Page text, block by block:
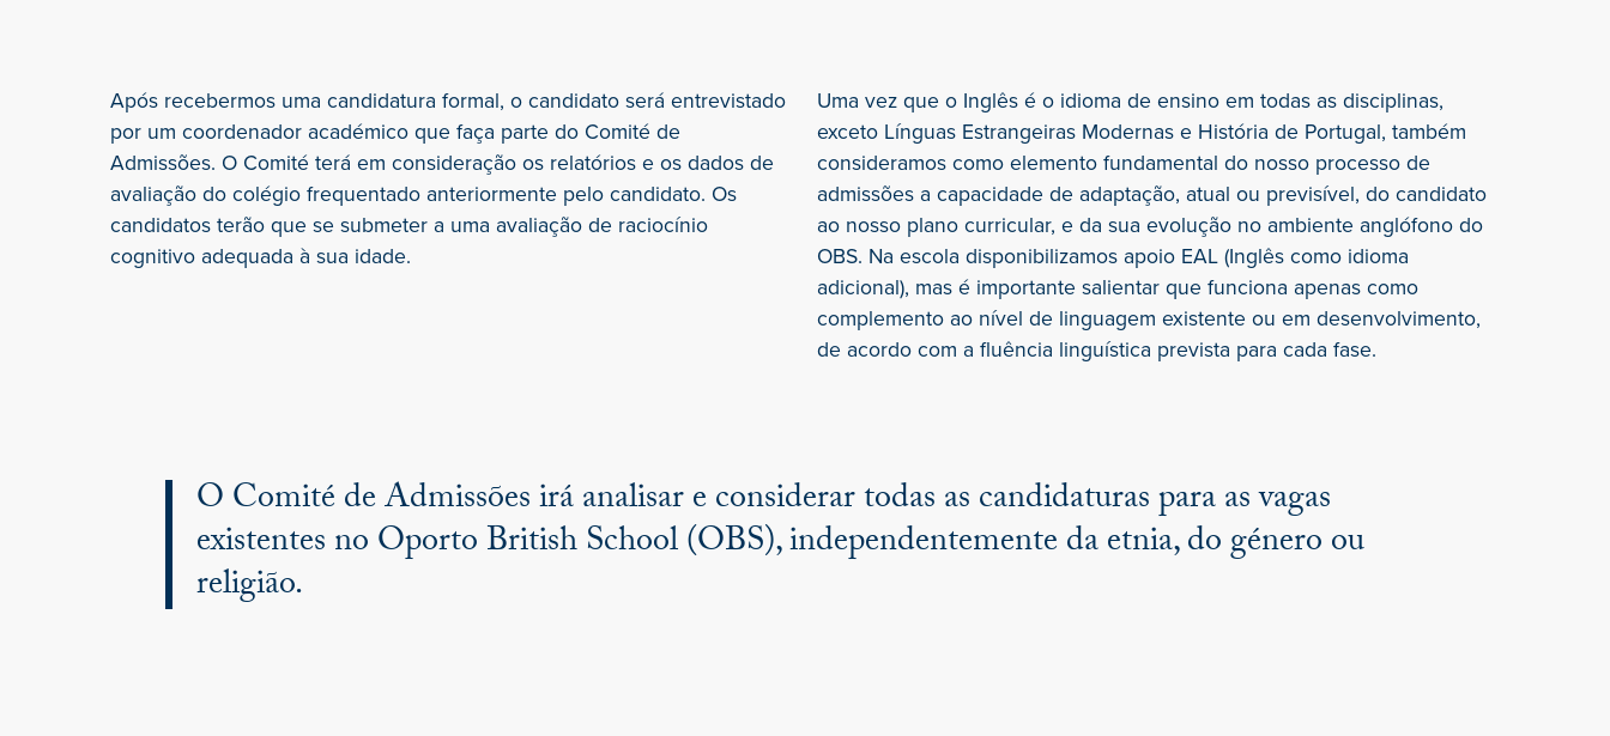
Após recebermos uma candidatura formal, o candidato será entrevistado
por um coordenador académico que faça parte do Comité de
Admissões. O Comité terá em consideração os relatórios e os dados de
avaliação do colégio frequentado anteriormente pelo candidato. Os
candidatos terão que se submeter a uma avaliação de raciocínio
cognitivo adequada à sua idade.
Uma vez que o Inglês é o idioma de ensino em todas as disciplinas,
exceto Línguas Estrangeiras Modernas e História de Portugal, também
consideramos como elemento fundamental do nosso processo de
admissões a capacidade de adaptação, atual ou previsível, do candidato
ao nosso plano curricular, e da sua evolução no ambiente anglófono do
OBS. Na escola disponibilizamos apoio EAL (Inglês como idioma
adicional), mas é importante salientar que funciona apenas como
complemento ao nível de linguagem existente ou em desenvolvimento,
de acordo com a fluência linguística prevista para cada fase.
O Comité de Admissões irá analisar e considerar todas as candidaturas para as vagas
existentes no Oporto British School (OBS), independentemente da etnia, do género ou
religião.